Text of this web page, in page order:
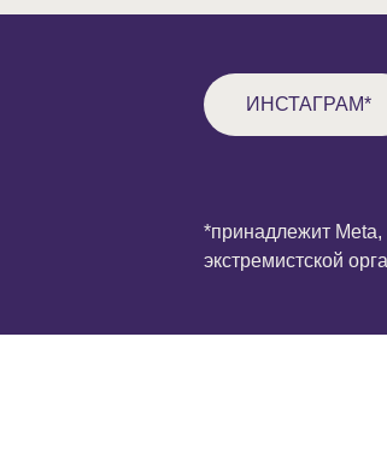
ИНСТАГРАМ*
*принадлежит
экстремистской